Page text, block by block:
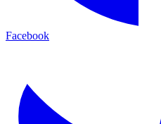
Facebook